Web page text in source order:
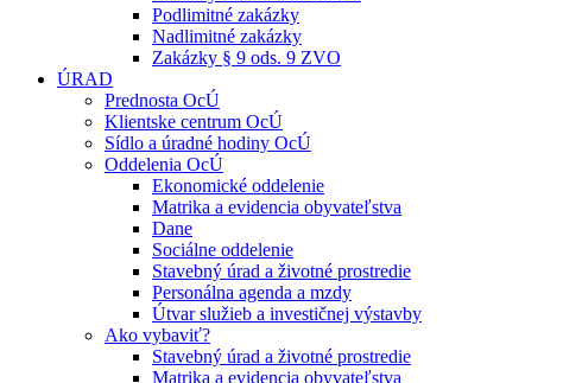
Podlimitné zakázky
Nadlimitné zakázky
Zakázky § 9 ods. 9 ZVO
ÚRAD
Prednosta OcÚ
Klientske centrum OcÚ
Sídlo a úradné hodiny OcÚ
Oddelenia OcÚ
Ekonomické oddelenie
Matrika a evidencia obyvateľstva
Dane
Sociálne oddelenie
Stavebný úrad a životné prostredie
Personálna agenda a mzdy
Útvar služieb a investičnej výstavby
Ako vybaviť?
Stavebný úrad a životné prostredie
Matrika a evidencia obyvateľstva